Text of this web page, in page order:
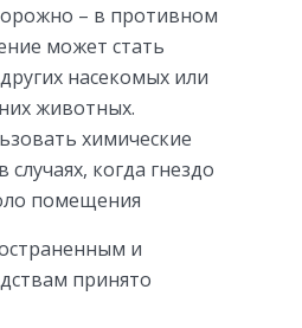
– в противном
может стать
насекомых или
животных.
химические
когда гнездо
помещения
и
принято